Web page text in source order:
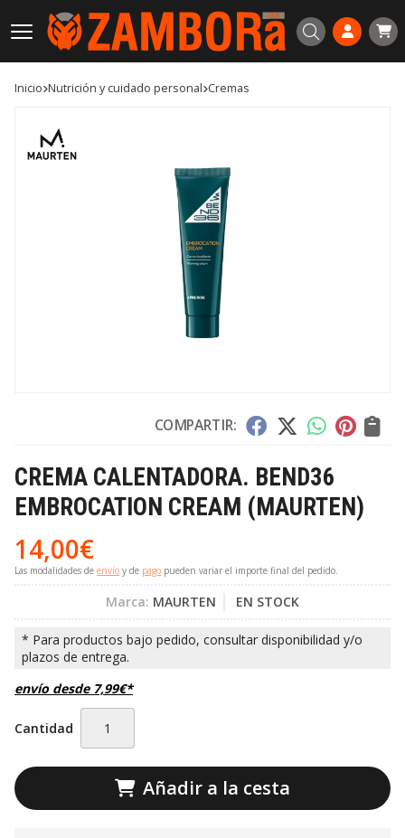
Buscar
Inicio nutrición y cuidado personal cremas
COMPARTIR:
CREMA CALENTADORA. BEND36
EMBROCATION CREAM (MAURTEN)
14,00€
Las modalidades de envío y de pago pueden variar el importe final del pedido.
Marca: MAURTEN EN STOCK
envío desde 7,99€*
Cantidad
Añadir a la cesta